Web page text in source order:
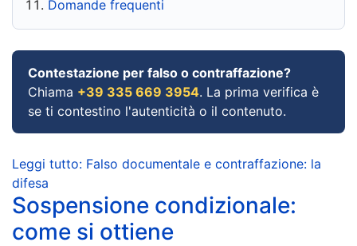
Domande frequenti
Contestazione per falso o contraffazione?
Chiama +39 335 669 3954. La prima verifica è
se ti contestino l'autenticità o il contenuto.
Leggi tutto: Falso documentale e contraffazione: la
difesa
Sospensione condizionale:
come si ottiene